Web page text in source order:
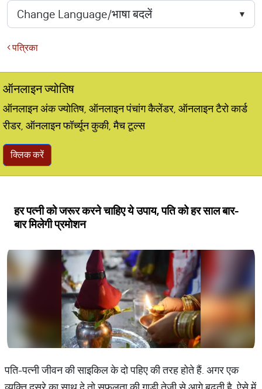
पत्रिका
ऑनलाइन ज्योतिष
ऑनलाइन अंक ज्योतिष, ऑनलाइन पंचांग कैलेंडर, ऑनलाइन टैरो कार्ड
रीडर, ऑनलाइन फॉर्च्यून कुकी, मैच टूल्स
क्लिक करें
हर पत्नी को जरूर करने चाहिए ये उपाय, पति को हर साल बार-
बार मिलेगी प्रमोशन
पति-पत्नी जीवन की साइकिल के दो पहिए की तरह होते हैं. अगर एक